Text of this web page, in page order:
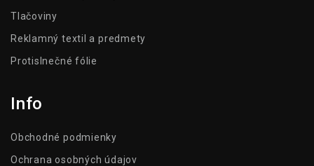
Tlačoviny
Reklamný textil a predmety
Protislnečné fólie
Info
Obchodné podmienky
Ochrana osobných údajov